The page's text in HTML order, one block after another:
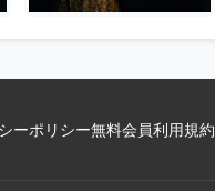
ーポリシー無料会員利用規約